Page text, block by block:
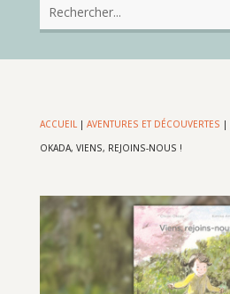
ACCUEIL| AVENTURES ET DÉCOUVERTES |
OKADA, VIENS, REJOINS-NOUS !